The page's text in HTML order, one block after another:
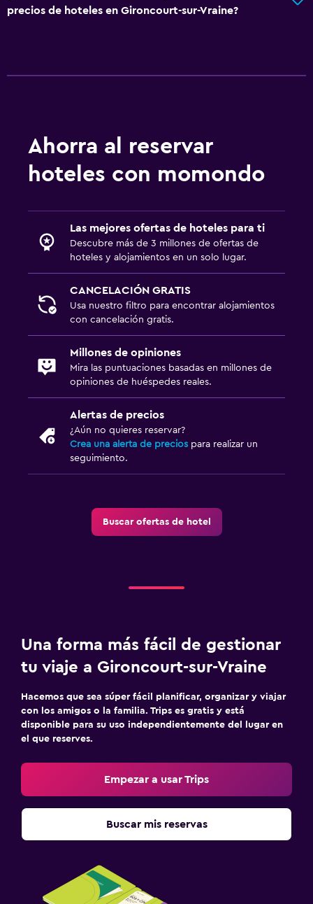
precios de hoteles en Gironcourt-sur-Vraine?
Ahorra al reservar
hoteles con momondo
Las mejores ofertas de hoteles para ti
Descubre más de 3 millones de ofertas de
hoteles y alojamientos en un solo lugar.
CANCELACIÓN GRATIS
Usa nuestro filtro para encontrar alojamientos
con cancelación gratis.
Millones de opiniones
Mira las puntuaciones basadas en millones de
opiniones de huéspedes reales.
Alertas de precios
¿Aún no quieres reservar?
Crea una alerta de precios para realizar un
seguimiento.
Buscar ofertas de hotel
Una forma más fácil de gestionar
tu viaje a Gironcourt-sur-Vraine
Hacemos que sea súper fácil planificar, organizar y viajar
con los amigos o la familia. Trips es gratis y está
disponible para su uso independientemente del lugar en
el que reserves.
Empezar a usar Trips
Buscar mis reservas